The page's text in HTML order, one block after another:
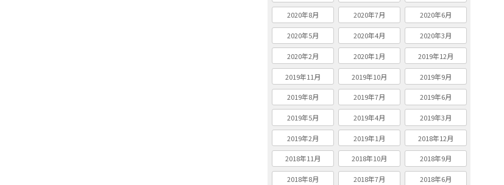
2020年8月 2020年7月 2020年6月
2020年5月 2020年4月 2020年3月
2020年2月 2020年1月 2019年12月
2019年11月 2019年10月 2019年9月
2019年8月 2019年7月 2019年6月
2019年5月 2019年4月 2019年3月
2019年2月 2019年1月 2018年12月
2018年11月 2018年10月 2018年9月
2018年8月 2018年7月 2018年6月